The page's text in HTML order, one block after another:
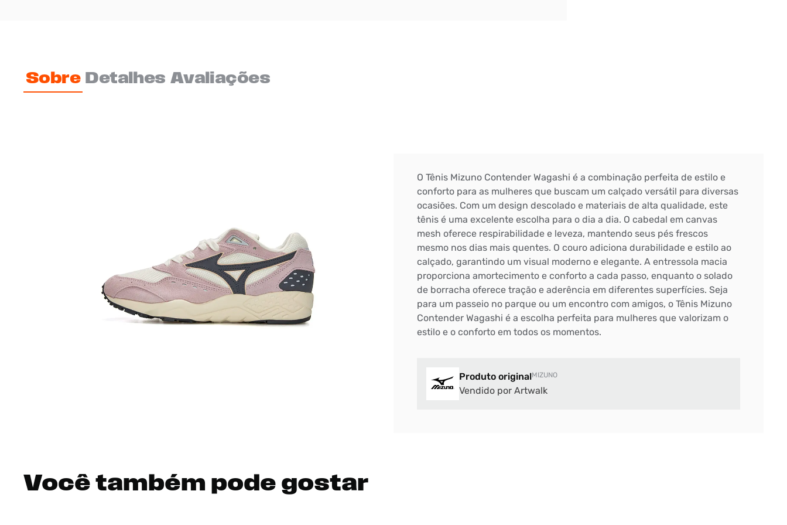
Sobre Detalhes Avaliações
O Tênis Mizuno Contender Wagashi é a combinação perfeita de estilo e
conforto para as mulheres que buscam um calçado versátil para diversas
ocasiões. Com um design descolado e materiais de alta qualidade, este
tênis é uma excelente escolha para o dia a dia. O cabedal em canvas
mesh oferece respirabilidade e leveza, mantendo seus pés frescos
mesmo nos dias mais quentes. O couro adiciona durabilidade e estilo ao
calçado, garantindo um visual moderno e elegante. A entressola macia
proporciona amortecimento e conforto a cada passo, enquanto o solado
de borracha oferece tração e aderência em diferentes superfícies. Seja
para um passeio no parque ou um encontro com amigos, o Tênis Mizuno
Contender Wagashi é a escolha perfeita para mulheres que valorizam o
estilo e o conforto em todos os momentos.
Produto originalMIZUNO
Vendido por Artwalk
Você também pode gostar